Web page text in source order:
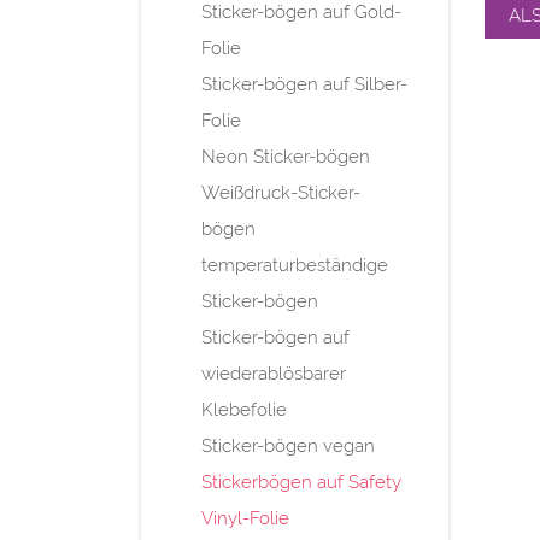
Sticker-bögen auf Gold-
Folie
Sticker-bögen auf Silber-
Folie
Neon Sticker-bögen
Weißdruck-Sticker-
bögen
temperaturbeständige
Sticker-bögen
Sticker-bögen auf
wiederablösbarer
Klebefolie
Sticker-bögen vegan
Stickerbögen auf Safety
Vinyl-Folie